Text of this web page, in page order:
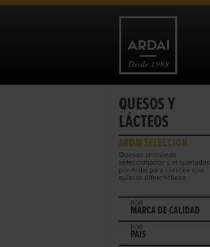
QUESOS Y
LÁCTEOS
ARDAI SELECCIÓN
Quesos anónimos
seleccionados y etiquetados
por Ardai para clientes que
quieran diferenciarse.
POR
MARCA DE CALIDAD
POR
PAIS